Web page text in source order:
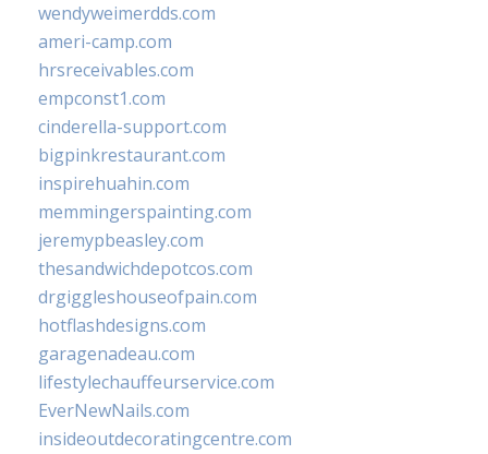
wendyweimerdds.com
ameri-camp.com
hrsreceivables.com
empconst1.com
cinderella-support.com
bigpinkrestaurant.com
inspirehuahin.com
memmingerspainting.com
jeremypbeasley.com
thesandwichdepotcos.com
drgiggleshouseofpain.com
hotflashdesigns.com
garagenadeau.com
lifestylechauffeurservice.com
EverNewNails.com
insideoutdecoratingcentre.com